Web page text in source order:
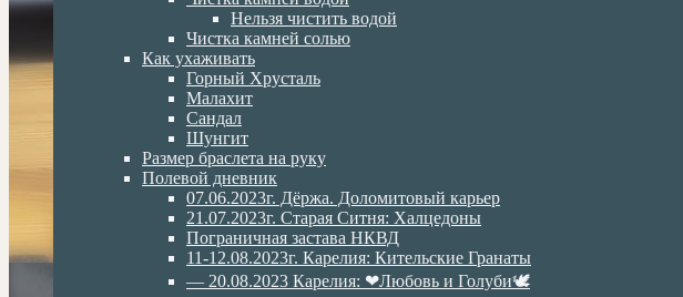
Нельзя чистить водой
Чистка камней солью
Как ухаживать
Горный Хрусталь
Малахит
Сандал
Шунгит
Размер браслета на руку
Полевой дневник
07.06.2023г. Дёржа. Доломитовый карьер
21.07.2023г. Старая Ситня: Халцедоны
Пограничная застава НКВД
11-12.08.2023г. Карелия: Кительские Гранаты
— 20.08.2023 Карелия: ❤Любовь и Голуби🕊